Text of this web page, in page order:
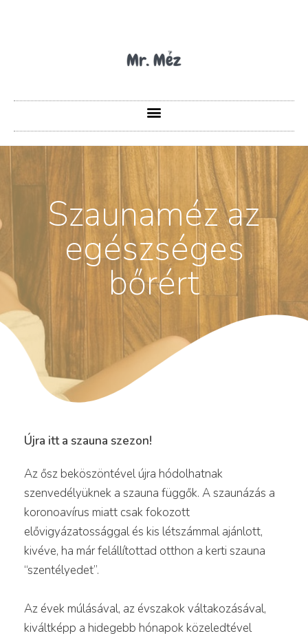
Szaunaméz az
egészséges
bőrért
Újra itt a szauna szezon!
Az ősz beköszöntével újra hódolhatnak
szenvedélyüknek a szauna függők. A szaunázás a
koronoavírus miatt csak fokozott
elővigyázatossággal és kis létszámmal ajánlott,
kivéve, ha már felállítottad otthon a kerti szauna
“szentélyedet”.
Az évek múlásával, az évszakok váltakozásával,
kiváltképp a hidegebb hónapok közeledtével